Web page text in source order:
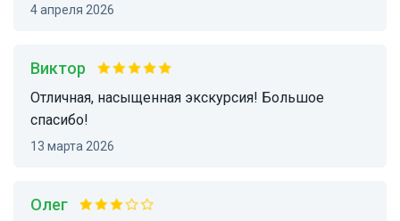
4 апреля 2026
Виктор
Отличная, насыщенная экскурсия! Большое
спасибо!
13 марта 2026
Олег